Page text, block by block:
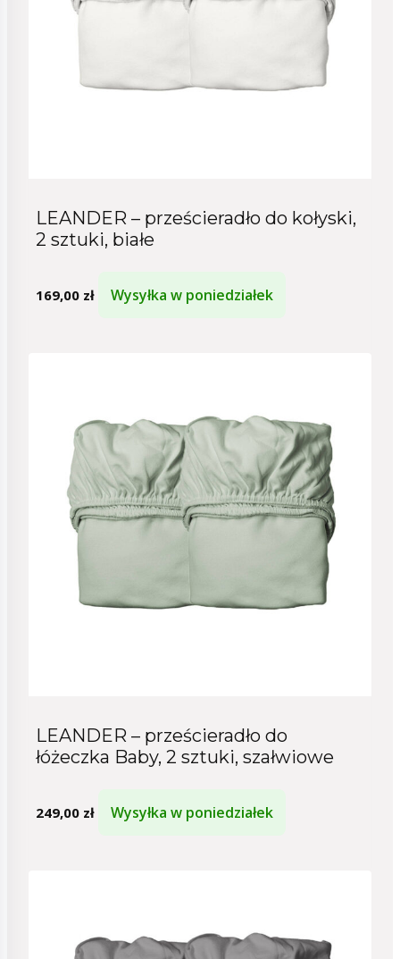
LEANDER – prześcieradło do kołyski,
2 sztuki, białe
169,00 zł Wysyłka w poniedziałek
LEANDER – prześcieradło do
łóżeczka Baby, 2 sztuki, szałwiowe
249,00 zł Wysyłka w poniedziałek